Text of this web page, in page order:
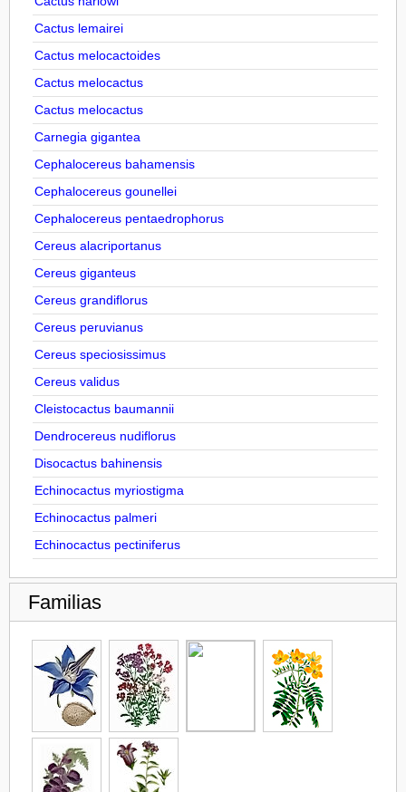
Cactus lemairei
Cactus melocactoides
Cactus melocactus
Cactus melocactus
Carnegia gigantea
Cephalocereus bahamensis
Cephalocereus gounellei
Cephalocereus pentaedrophorus
Cereus alacriportanus
Cereus giganteus
Cereus grandiflorus
Cereus peruvianus
Cereus speciosissimus
Cereus validus
Cleistocactus baumannii
Dendrocereus nudiflorus
Disocactus bahinensis
Echinocactus myriostigma
Echinocactus palmeri
Echinocactus pectiniferus
Familias